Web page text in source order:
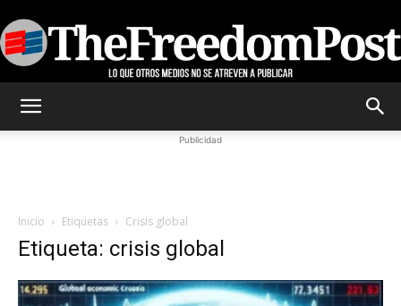
Publicidad
Inicio Etiquetas Crisis global
Etiqueta: crisis global